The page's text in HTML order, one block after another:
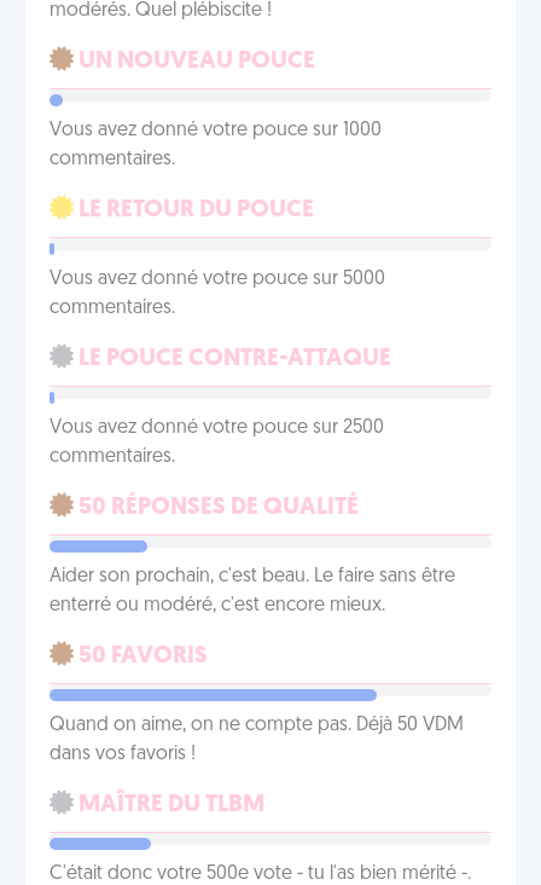
modérés. Quel plébiscite !
UN NOUVEAU POUCE
Vous avez donné votre pouce sur 1000
commentaires.
LE RETOUR DU POUCE
Vous avez donné votre pouce sur 5000
commentaires.
LE POUCE CONTRE-ATTAQUE
Vous avez donné votre pouce sur 2500
commentaires.
50 RÉPONSES DE QUALITÉ
Aider son prochain, c'est beau. Le faire sans être
enterré ou modéré, c'est encore mieux.
50 FAVORIS
Quand on aime, on ne compte pas. Déjà 50 VDM
dans vos favoris !
MAÎTRE DU TLBM
C'était donc votre 500e vote - tu l'as bien mérité -.